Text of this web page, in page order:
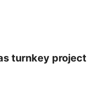
turnkey project